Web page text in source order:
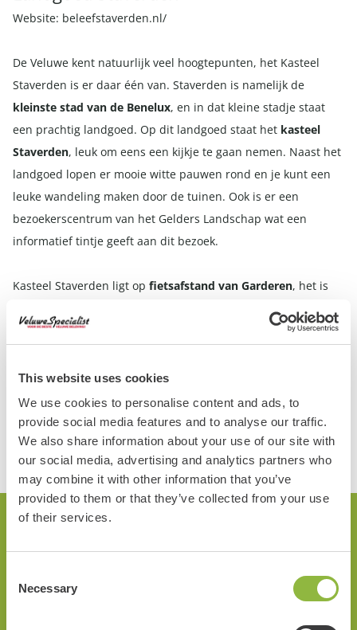
This website uses cookies
We use cookies to personalise content and ads, to
provide social media features and to analyse our traffic.
We also share information about your use of our site with
our social media, advertising and analytics partners who
may combine it with other information that you’ve
provided to them or that they’ve collected from your use
of their services.
Selection
Necessary
Website: beleefstaverden.nl/
De Veluwe kent natuurlijk veel hoogtepunten, het Kasteel
Staverden is er daar één van. Staverden is namelijk de
kleinste stad van de Benelux, en in dat kleine stadje staat
een prachtig landgoed. Op dit landgoed staat het kasteel
Staverden, leuk om eens een kijkje te gaan nemen. Naast het
landgoed lopen er mooie witte pauwen rond en je kunt een
leuke wandeling maken door de tuinen. Ook is er een
bezoekerscentrum van het Gelders Landschap wat een
informatief tintje geeft aan dit bezoek.
Kasteel Staverden ligt op fietsafstand van Garderen, het is
dan ook onderdeel van veel verschillende routes. Onder meer
de routes op een
gaat langs landgoed
combineren met eenleuke route over de Veluwe
voor meer informatie over Landgoed Staverden.
Fietsroute langs Landgoed Staverden?
Bekijk welke fietsroute(s) je kunt nemen en vanaf welke